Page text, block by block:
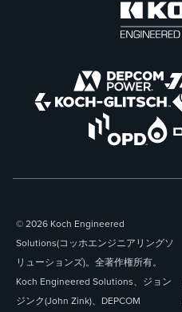
© 2026 Koch Engineered
Solutions(コッホエンジニアリングソ
リューションズ)。全著作権所有。
Koch Engineered Solutions、ジョン
ジンク(John Zink)、DEPCOM